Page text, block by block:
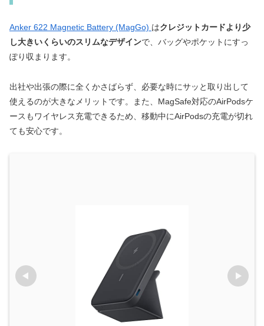
Anker 622 Magnetic Battery (MagGo) はクレジットカードより少
し大きいくらいのスリムなデザインで、バッグやポケットにすっ
ぽり収まります。
出社や出張の際に全くかさばらず、必要な時にサッと取り出して
使えるのが大きなメリットです。また、MagSafe対応のAirPodsケ
ースもワイヤレス充電できるため、移動中にAirPodsの充電が切れ
ても安心です。